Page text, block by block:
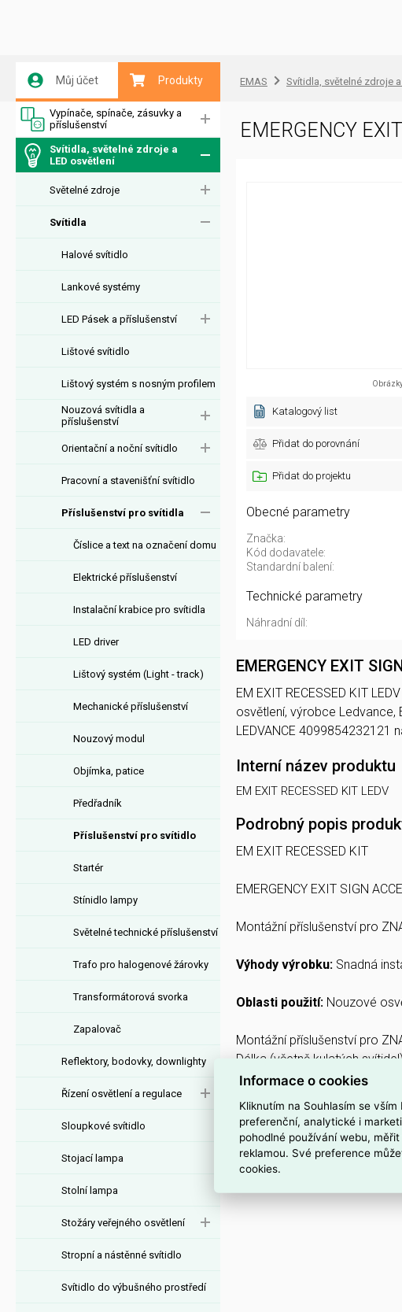
Můj účet Produkty
Vypínače, spínače, zásuvky a
příslušenství
Svítidla, světelné zdroje a
LED osvětlení
Světelné zdroje
Svítidla
Halové svítidlo
Lankové systémy
LED Pásek a příslušenství
Lištové svítidlo
Lištový systém s nosným profilem
Nouzová svítidla a
příslušenství
Orientační a noční svítidlo
Pracovní a stavenišťní svítidlo
Příslušenství pro svítidla
Číslice a text na označení domu
Elektrické příslušenství
Instalační krabice pro svítidla
LED driver
Lištový systém (Light - track)
Mechanické příslušenství
Nouzový modul
Objímka, patice
Předřadník
Příslušenství pro svítidlo
Startér
Stínidlo lampy
Světelné technické příslušenství
Trafo pro halogenové žárovky
Transformátorová svorka
Zapalovač
Reflektory, bodovky, downlighty
Řízení osvětlení a regulace
Sloupkové svítidlo
Stojací lampa
Stolní lampa
Stožáry veřejného osvětlení
Stropní a nástěnné svítidlo
Svítidlo do výbušného prostředí
EMAS Svítidla, světelné zdroje
EMERGENCY
Katalogový list
Přidat do porovnání
Přidat do projektu
Obecné parametry
Značka:
Kód dodavatele:
Standardní balení:
Technické parametry
Náhradní díl:
EMERGENCY EXIT
EM EXIT RECESSED KIT
osvětlení, výrobce Ledvance,
LEDVANCE 4099854232121
Interní název produktu
EM EXIT RECESSED KIT LEDV
Podrobný popis
EM EXIT RECESSED KIT
EMERGENCY EXIT SIGN
Montážní příslušenství pro
Výhody výrobku: Snadná
Oblasti použití: Nouzové
Montážní příslušenství pro
Délka (včetně kulatých
Výška (vč. válc. svítidel): 45.00
Standardy: CE / CB / UKCA /
Záruka: 2 roky
Informace o cookies
Kliknutím na Souhlasím se
preferenční, analytické i
pohodlné používání webu,
reklamou. Své preference
cookies.